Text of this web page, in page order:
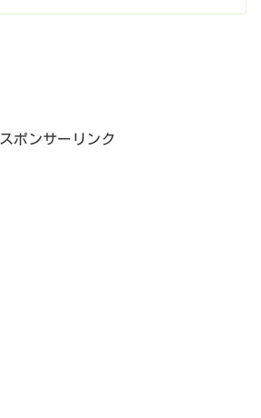
スポンサーリンク